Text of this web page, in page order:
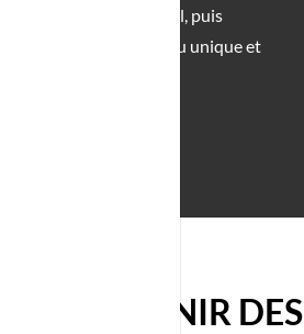
son univers visuel, puis
génère un rendu unique et
OBTENIR